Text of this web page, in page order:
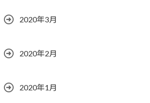
2020年3月
2020年2月
2020年1月